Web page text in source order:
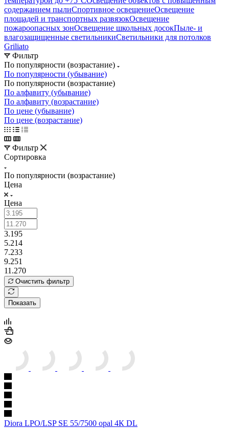
содержанием пылиСпортивное освещениеОсвещение
площадей и транспортных развязокОсвещение
пожароопасных зонОсвещение школьных досокПыле- и
влагозащищенные светильникиСветильники для потолков
Griliato
Фильтр
По популярности (возрастание)
По популярности (убывание)
По популярности (возрастание)
По алфавиту (убывание)
По алфавиту (возрастание)
По цене (убывание)
По цене (возрастание)
Фильтр
Сортировка
По популярности (возрастание)
Цена
Цена
3.195
5.214
7.233
9.251
11.270
Очистить фильтр
Показать
Diora LPO/LSP SE 55/7500 opal 4К DL